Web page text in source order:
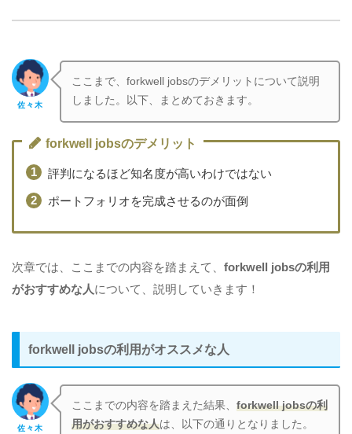
佐々木
ここまで、forkwell jobsのデメリットについて説明
しました。以下、まとめておきます。
forkwell jobsのデメリット
評判になるほど知名度が高いわけではない
ポートフォリオを完成させるのが面倒
次章では、ここまでの内容を踏まえて、 forkwell jobsの利用
がおすすめな人について、説明していきます！
forkwell jobsの利用がオススメな人
佐々木
ここまでの内容を踏まえた結果、forkwell jobsの利
用がおすすめな人は、以下の通りとなりました。